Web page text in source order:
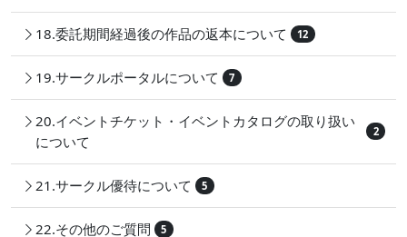
18.委託期間経過後の作品の返本について 12
19.サークルポータルについて 7
20.イベントチケット・イベントカタログの取り扱い
について
2
21.サークル優待について 5
22.その他のご質問 5